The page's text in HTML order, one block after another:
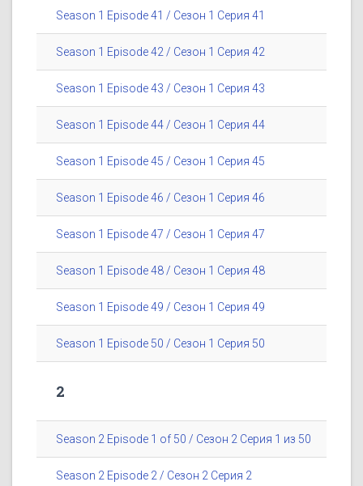
Season 1 Episode 41 / Сезон 1 Серия 41
Season 1 Episode 42 / Сезон 1 Серия 42
Season 1 Episode 43 / Сезон 1 Серия 43
Season 1 Episode 44 / Сезон 1 Серия 44
Season 1 Episode 45 / Сезон 1 Серия 45
Season 1 Episode 46 / Сезон 1 Серия 46
Season 1 Episode 47 / Сезон 1 Серия 47
Season 1 Episode 48 / Сезон 1 Серия 48
Season 1 Episode 49 / Сезон 1 Серия 49
Season 1 Episode 50 / Сезон 1 Серия 50
2
Season 2 Episode 1 of 50 / Сезон 2 Серия 1 из 50
Season 2 Episode 2 / Сезон 2 Серия 2